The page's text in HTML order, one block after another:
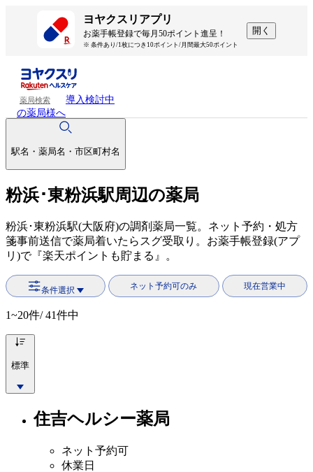
ヨヤクスリアプリ
お薬手帳登録で毎月50ポイント進呈！
※ 条件あり/1枚につき10ポイント/月間最大50ポイント
開く
薬局検索
導入検討中
の薬局様へ
駅名・薬局名・市区町村名
粉浜･東粉浜駅周辺の薬局
粉浜･東粉浜駅(大阪府)の調剤薬局一覧。ネット予約・処方
箋事前送信で薬局着いたらスグ受取り。お薬手帳登録(アプ
リ)で『楽天ポイントも貯まる』。
条件選択 ネット予約可のみ 現在営業中
1~20件/ 41件中
標準
住吉ヘルシー薬局
ネット予約可
休業日